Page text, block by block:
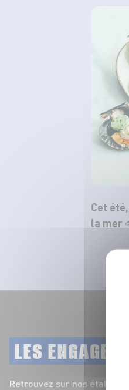
Cet
la mer
LES
Retrouvez sur nos étals